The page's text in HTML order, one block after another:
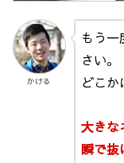
かける
もう
さい。
どこか
大きな
瞬で抜